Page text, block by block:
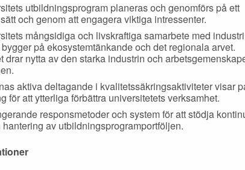
utbildningsprogram planeras och genomförs på ett
och genom att engagera viktiga intressenter.
mångsidiga och livskraftiga samarbete med
på ekosystemtänkande och det regionala arvet.
drar nytta av den starka industrin och
aktiva deltagande i kvalitetssäkringsaktiviteter visar
för att ytterliga förbättra universitetets verksamhet.
responsmetoder och system för att stödja
av utbildningsprogramportföljen.